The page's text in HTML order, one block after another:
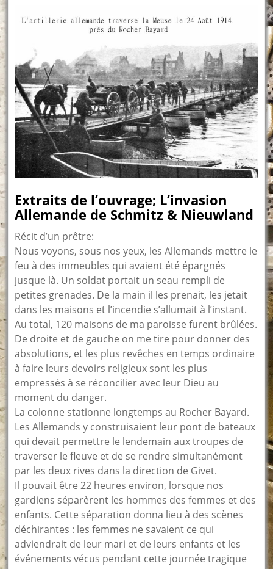
Extraits de l’ouvrage; L’invasion
Allemande de Schmitz & Nieuwland
Récit d’un prêtre:
Nous voyons, sous nos yeux, les Allemands mettre le
feu à des immeubles qui avaient été épargnés
jusque là. Un soldat portait un seau rempli de
petites grenades. De la main il les prenait, les jetait
dans les maisons et l’incendie s’allumait à l’instant.
Au total, 120 maisons de ma paroisse furent brûlées.
De droite et de gauche on me tire pour donner des
absolutions, et les plus revêches en temps ordinaire
à faire leurs devoirs religieux sont les plus
empressés à se réconcilier avec leur Dieu au
moment du danger.
La colonne stationne longtemps au Rocher Bayard.
Les Allemands y construisaient leur pont de bateaux
qui devait permettre le lendemain aux troupes de
traverser le fleuve et de se rendre simultanément
par les deux rives dans la direction de Givet.
Il pouvait être 22 heures environ, lorsque nos
gardiens séparèrent les hommes des femmes et des
enfants. Cette séparation donna lieu à des scènes
déchirantes : les femmes ne savaient ce qui
adviendrait de leur mari et de leurs enfants et les
événements vécus pendant cette journée tragique